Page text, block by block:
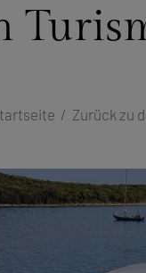
Zurück zu